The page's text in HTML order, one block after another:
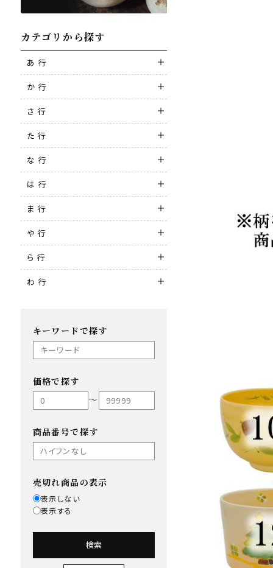
カテゴリから探す
あ 行
か 行
さ 行
た 行
な 行
は 行
ま 行
や 行
ら 行
わ 行
キーワードで探す
価格で探す
〜
商品番号で探す
売切れ商品の表示
表示しない
表示する
検索